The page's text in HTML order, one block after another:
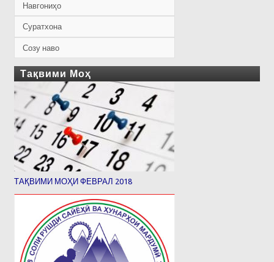
Навгониҳо
Суратхона
Созу наво
Тақвими Моҳ
ТАҚВИМИ МОҲИ ФЕВРАЛ 2018